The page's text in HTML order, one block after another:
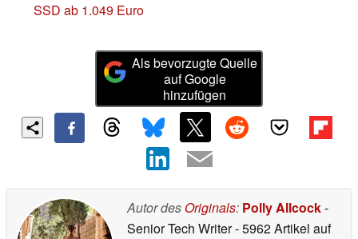
SSD ab 1.049 Euro
Als bevorzugte Quelle
auf Google
hinzufügen
Autor des Originals: Polly Allcock-
Senior Tech Writer- 5962 Artikel auf